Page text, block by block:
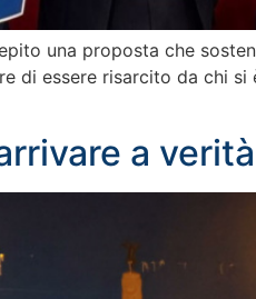
una proposta che
di essere risarcito da chi
a verità